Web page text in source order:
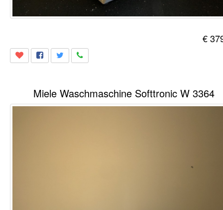
€
Miele Waschmaschine Softtronic W 3364